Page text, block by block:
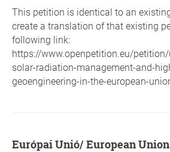
This petition is identical to an
create a translation of that existing
following link:
https://www.openpetition.eu/
solar-radiation-management-and-
geoengineering-in-the-european-
Európai Unió/ European Union